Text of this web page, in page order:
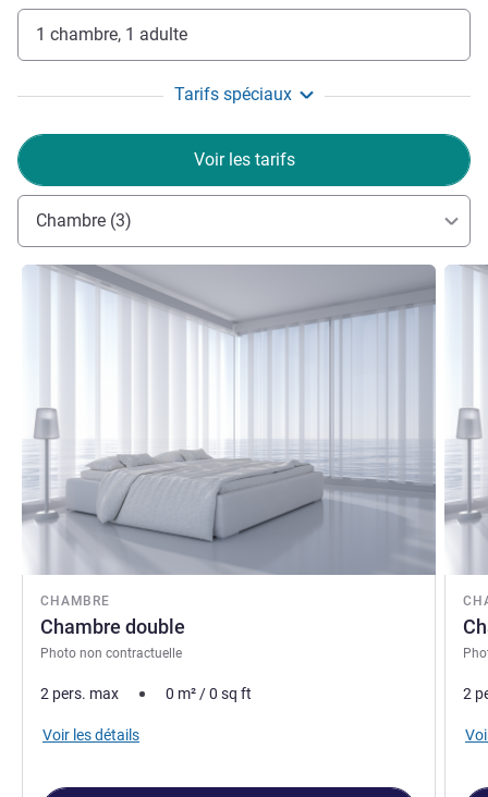
1 chambre, 1 adulte
Tarifs spéciaux
Voir les tarifs
Chambre (3)
CHAMBRE
Chambre double
Photo non contractuelle
Voir les détails
2 pers. max 0 m²/0 sq ft
Voir les détails
Voir
2